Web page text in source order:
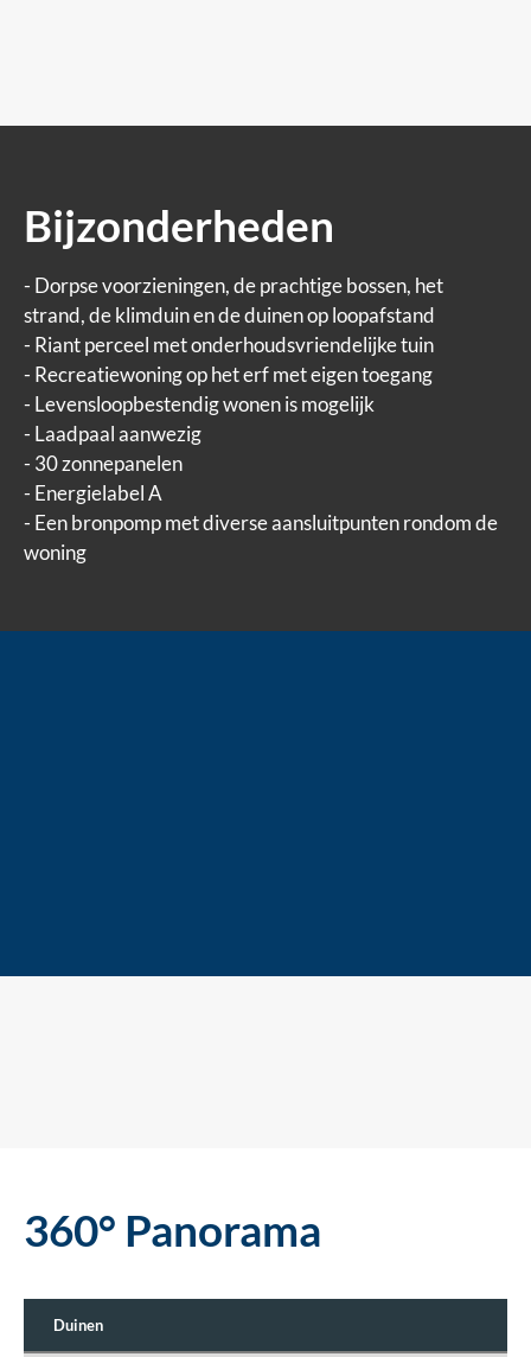
Bijzonderheden
- Dorpse voorzieningen, de prachtige bossen, het
strand, de klimduin en de duinen op loopafstand
- Riant perceel met onderhoudsvriendelijke tuin
- Recreatiewoning op het erf met eigen toegang
- Levensloopbestendig wonen is mogelijk
- Laadpaal aanwezig
- 30 zonnepanelen
- Energielabel A
- Een bronpomp met diverse aansluitpunten rondom de
woning
360° Panorama
Duinen